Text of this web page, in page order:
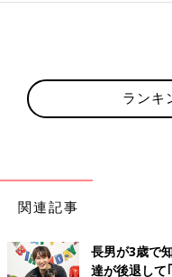
ランキ
関連記事
長男が3歳で
達が後退して